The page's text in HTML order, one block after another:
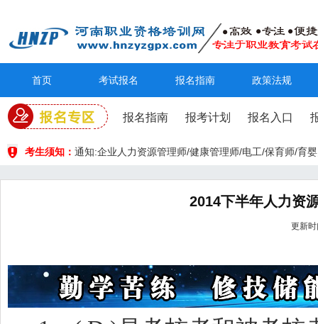
首页 考试报名 报名指南 政策法规
报名指南 报考计划 报名入口
考生须知： 通知:企业人力资源管理师/健康管理师/电工/保育师/育
2014下半年人力资
更新